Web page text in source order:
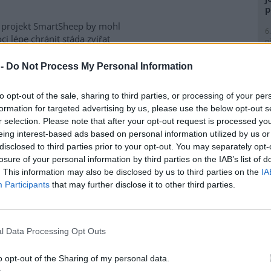
Do Not Process My Personal Information
opt-out of the sale, sharing to third parties, or processing of your
for targeted advertising by us, please use the below opt-out
selection. Please note that after your opt-out request is processed
interest-based ads based on personal information utilized by us
to third parties prior to your opt-out. You may separately
of your personal information by third parties on the IAB’s list of
This information may also be disclosed by us to third parties on the
Participants that may further disclose it to other third parties.
Data Processing Opt Outs
opt-out of the Sharing of my personal data.
SmartSheep by mohl
lépe chránit stáda zvířat
spolehlivá data o tom,
Výzkum kombinuje
fotopastí, telemetrická data,
genetické analýzy.
účinnost
Fakulta tropického
v Praze.
zařízení je nyní 50
v horkých dnech ochladit u
vodovodů a kanalizací